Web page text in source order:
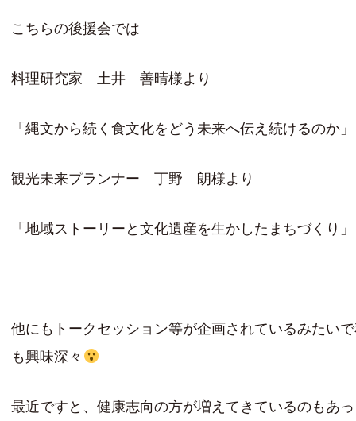
こちらの後援会では
料理研究家 土井 善晴様より
「縄文から続く食文化をどう未来へ伝え続けるのか」
観光未来プランナー 丁野 朗様より
「地域ストーリーと文化遺産を生かしたまちづくり」
他にもトークセッション等が企画されているみたい
も興味深々
最近ですと、健康志向の方が増えてきているのもあっ